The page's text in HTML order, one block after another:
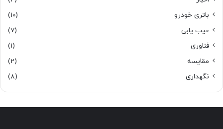
باتری خودرو
(10)
عیب یابی
(7)
فناوری
(1)
مقایسه
(2)
نگهداری
(8)